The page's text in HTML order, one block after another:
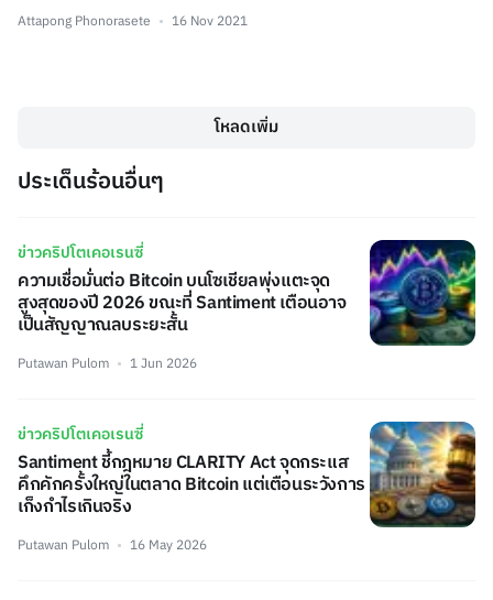
Attapong Phonorasete 16 Nov 2021
โหลดเพิ่ม
ประเด็นร้อนอื่นๆ
ข่าวคริปโตเคอเรนซี่
ความเชื่อมั่นต่อ Bitcoin บนโซเชียลพุ่งแตะจุด
สูงสุดของปี 2026 ขณะที่ Santiment เตือนอาจ
เป็นสัญญาณลบระยะสั้น
Putawan Pulom 1 Jun 2026
ข่าวคริปโตเคอเรนซี่
Santiment ชี้กฎหมาย CLARITY Act จุดกระแส
คึกคักครั้งใหญ่ในตลาด Bitcoin แต่เตือนระวังการ
เก็งกำไรเกินจริง
Putawan Pulom 16 May 2026